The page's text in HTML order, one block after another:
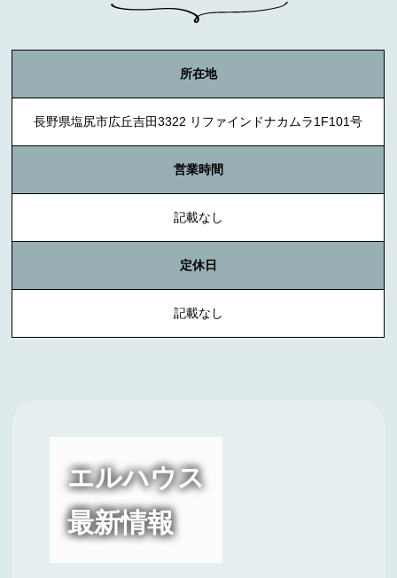
所在地
長野県塩尻市広丘吉田3322 リファインドナカムラ1F101号
営業時間
記載なし
定休日
記載なし
エルハウス
最新情報